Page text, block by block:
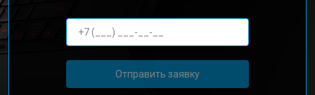
Отправить заявку